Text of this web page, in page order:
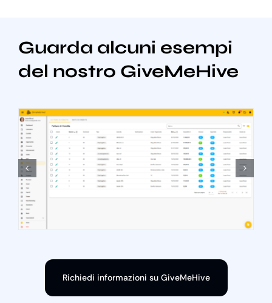
Guarda alcuni esempi
del nostro GiveMeHive
Richiedi informazioni su GiveMeHive